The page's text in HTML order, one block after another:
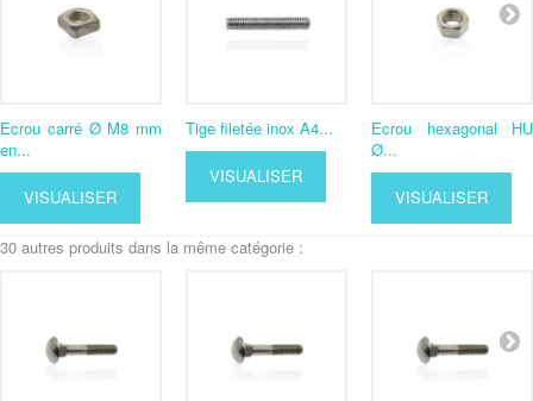
Ecrou carré Ø M8 mm
en...
VISUALISER
Tige filetée inox A4...
VISUALISER
Ecrou hexagonal HU
Ø...
VISUALISER
30 autres produits dans la même catégorie :